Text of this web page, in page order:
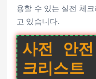
용할 수 있는 실전 체
고 있습니다.
사전 안
크리스트